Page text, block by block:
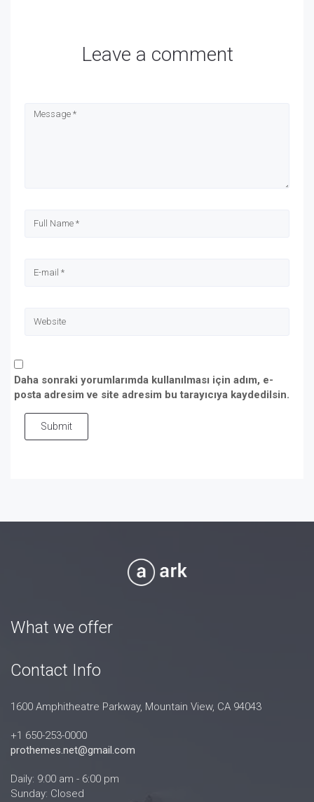
Leave a comment
Daha sonraki yorumlarımda kullanılması için adım, e-
posta adresim ve site adresim bu tarayıcıya kaydedilsin.
Submit
What we offer
Contact Info
1600 Amphitheatre Parkway, Mountain View, CA 94043
+1 650-253-0000
prothemes.net@gmail.com
Daily: 9:00 am - 6:00 pm
Sunday: Closed